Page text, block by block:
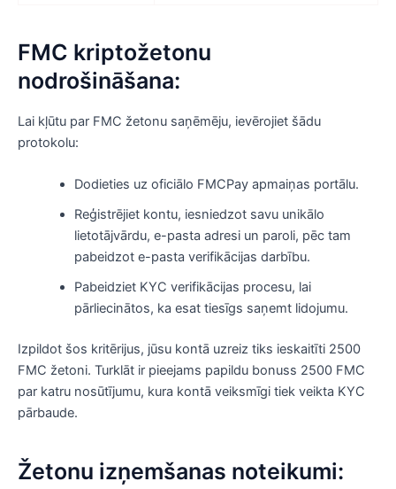
FMC kriptožetonu
nodrošināšana:
Lai kļūtu par FMC žetonu saņēmēju, ievērojiet šādu
protokolu:
Dodieties uz oficiālo FMCPay apmaiņas portālu.
Reģistrējiet kontu, iesniedzot savu unikālo
lietotājvārdu, e-pasta adresi un paroli, pēc tam
pabeidzot e-pasta verifikācijas darbību.
Pabeidziet KYC verifikācijas procesu, lai
pārliecinātos, ka esat tiesīgs saņemt lidojumu.
Izpildot šos kritērijus, jūsu kontā uzreiz tiks ieskaitīti 2500
FMC žetoni. Turklāt ir pieejams papildu bonuss 2500 FMC
par katru nosūtījumu, kura kontā veiksmīgi tiek veikta KYC
pārbaude.
Žetonu izņemšanas noteikumi: